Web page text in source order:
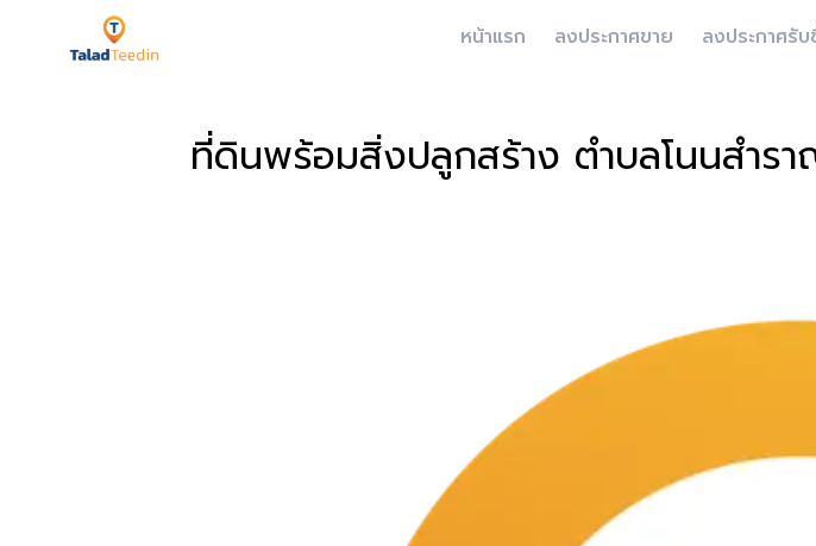
หน้าแรก ลงประกาศขาย ลงประกาศรั
ที่ดินพร้อมสิ่งปลูกสร้าง ตำบลโนนสำร